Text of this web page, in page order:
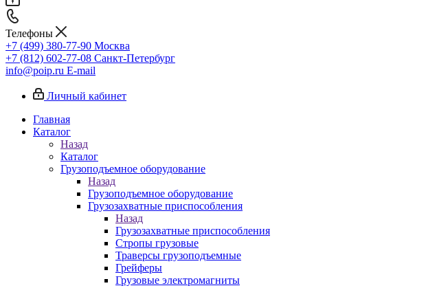
Телефоны
+7 (499) 380-77-90 Москва
+7 (812) 602-77-08 Санкт-Петербург
info@poip.ru E-mail
Личный кабинет
Главная
Каталог
Назад
Каталог
Грузоподъемное оборудование
Назад
Грузоподъемное оборудование
Грузозахватные приспособления
Назад
Грузозахватные приспособления
Стропы грузовые
Траверсы грузоподъемные
Грейферы
Грузовые электромагниты